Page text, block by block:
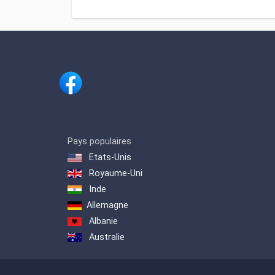
Pays populaires
Etats-Unis
Royaume-Uni
Inde
Allemagne
Albanie
Australie